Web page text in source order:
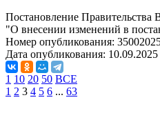
Постановление Правительства
"О внесении изменений в
Номер опубликования:
Дата опубликования: 10.09.2025
1 10 20 50 ВСЕ
1 2 3 4 5 6 ... 63